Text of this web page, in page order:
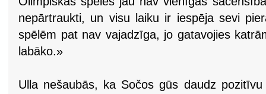
nepārtraukti, un visu laiku ir iespēja sevi
spēlēm pat nav vajadzīga, jo gatavojies
labāko.»
Ulla nešaubās, ka Sočos gūs daudz